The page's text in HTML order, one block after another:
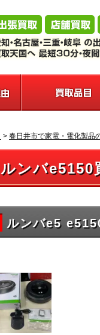
> 春日井市で家電・電化製品
ルンバe5150
ルンバe5